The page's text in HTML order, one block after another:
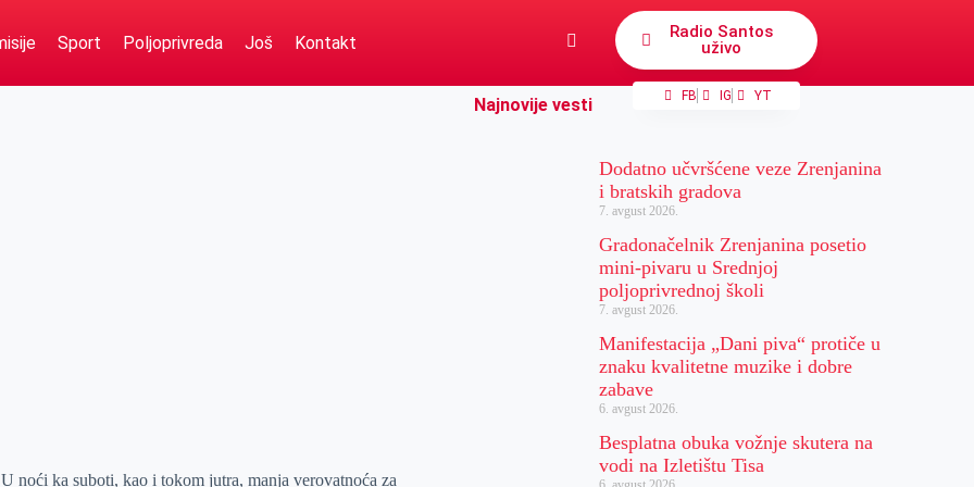
Sport Poljoprivreda Još Kontakt
Radio Santos
uživo
FB IG YT
noći ka suboti, kao i tokom jutra, manja verovatnoća za
Najnovije vesti
Dodatno učvršćene veze Zrenjanina
i bratskih gradova
7. avgust 2026.
Gradonačelnik Zrenjanina posetio
mini-pivaru u Srednjoj
poljoprivrednoj školi
7. avgust 2026.
Manifestacija „Dani piva“ protiče u
znaku kvalitetne muzike i dobre
zabave
6. avgust 2026.
Besplatna obuka vožnje skutera na
vodi na Izletištu Tisa